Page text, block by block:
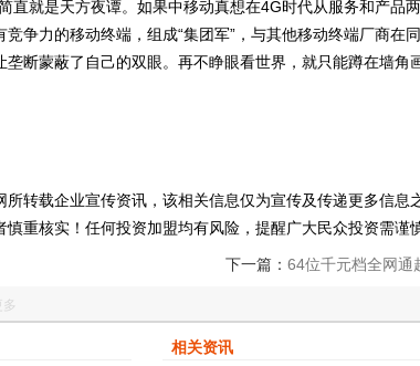
直就是天方夜谭。如果中移动真想在4G时代从服务和产品
争力的移动终端，组成“集团军”，与其他移动终端厂商在
断蒙蔽了自己的双眼。再不睁眼看世界，就只能蹲在墙角
所转载企业宣传资讯，该相关信息仅为宣传及传递更多信息
重核实！任何投资加盟均有风险，提醒广大民众投资需谨
下一篇： 64位千元档全网通
多
相关资讯